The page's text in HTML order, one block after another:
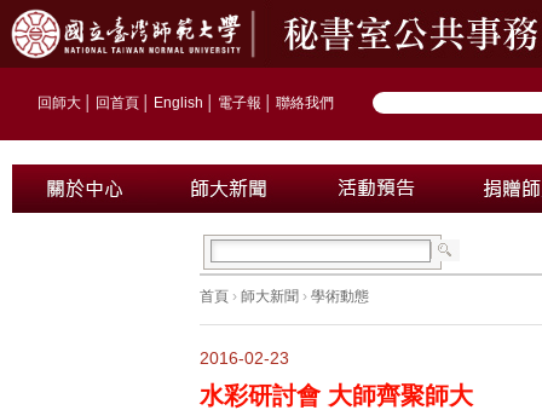
回師大 回首頁 English 電子報 聯絡我們
首頁 › 師大新聞 › 學術動態
2016-02-23
水彩研討會 大師齊聚師大